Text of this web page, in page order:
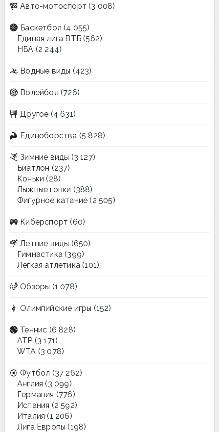
Авто-мотоспорт (3 008)
Баскетбол (4 055)
Единая лига ВТБ (562)
НБА (2 244)
Водные виды (423)
Волейбол (726)
Другое (4 631)
Единоборства (5 828)
Зимние виды (3 127)
Биатлон (237)
Коньки (28)
Лыжные гонки (388)
Фигурное катание (2 505)
Киберспорт (60)
Летние виды (650)
Гимнастика (399)
Легкая атлетика (101)
Обзоры (1 078)
Олимпийские игры (152)
Теннис (6 828)
ATP (3 171)
WTA (3 078)
Футбол (37 262)
Англия (3 099)
Германия (776)
Испания (2 592)
Италия (1 206)
Лига Европы (198)